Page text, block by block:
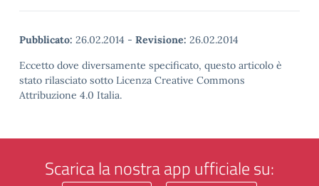
Pubblicato: 26.02.2014 - Revisione: 26.02.2014
Eccetto dove diversamente specificato, questo articolo è
stato rilasciato sotto Licenza Creative Commons
Attribuzione 4.0 Italia.
Scarica la nostra app ufficiale su: